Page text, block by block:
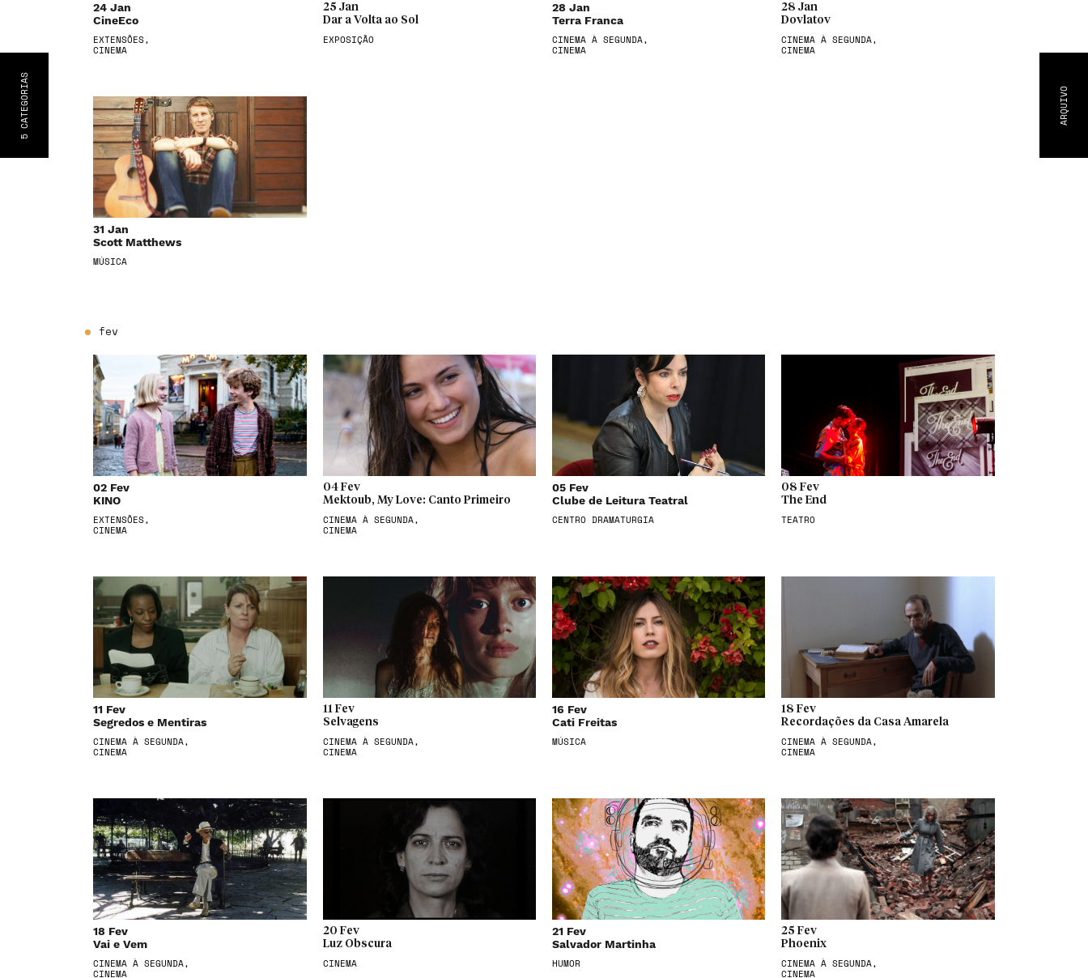
ARQUIVO
5
CATEGORIA
S
24 Jan
CineEco
EXTENSÕES,
CINEMA
25 Jan
Dar a Volta ao Sol
EXPOSIÇÃO
28 Jan
Terra Franca
CINEMA À SEGUNDA,
CINEMA
28 Jan
Dovlatov
CINEMA À SEGUNDA,
CINEMA
31 Jan
Scott Matthews
MÚSICA
fev
02 Fev
KINO
EXTENSÕES,
CINEMA
04 Fev
Mektoub, My Love: Canto Primeiro
CINEMA À SEGUNDA,
CINEMA
05 Fev
Clube de Leitura Teatral
CENTRO DRAMATURGIA
08 Fev
The End
TEATRO
11 Fev
Segredos e Mentiras
CINEMA À SEGUNDA,
CINEMA
11 Fev
Selvagens
CINEMA À SEGUNDA,
CINEMA
16 Fev
Cati Freitas
MÚSICA
18 Fev
Recordações da Casa Amarela
CINEMA À SEGUNDA,
CINEMA
18 Fev
Vai e Vem
CINEMA À SEGUNDA,
CINEMA
20 Fev
Luz Obscura
CINEMA
21 Fev
Salvador Martinha
HUMOR
25 Fev
Phoenix
CINEMA À SEGUNDA,
CINEMA